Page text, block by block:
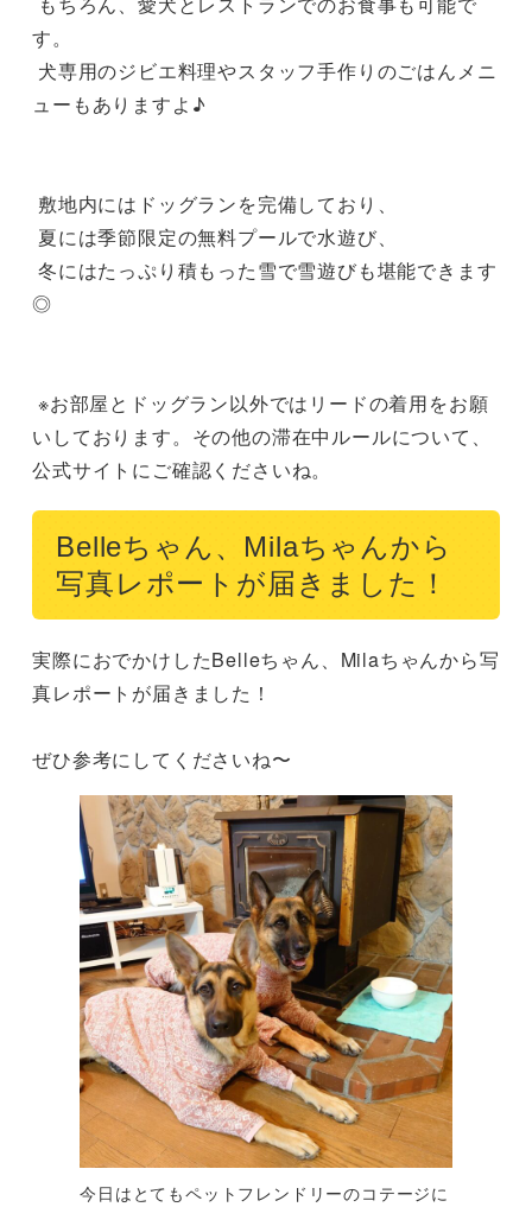
す。
ューもありますよ♪
◎
いしております。その他の滞在中ルールについて、
公式サイトにご確認くださいね。
Belleちゃん、Milaちゃんから
写真レポートが届きました！
実際におでかけしたBelleちゃん、Milaちゃんから写
真レポートが届きました！
ぜひ参考にしてくださいね〜
今日はとてもペットフレンドリーのコテージに